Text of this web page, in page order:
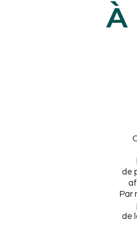
À
de
Par
de